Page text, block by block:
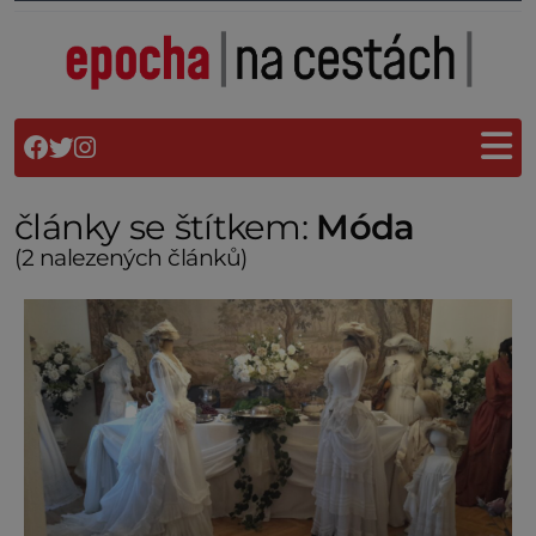
články se štítkem: Móda
(2 nalezených článků)